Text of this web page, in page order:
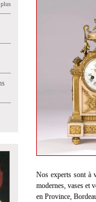
Nos experts sont à
modernes, vases et
en Province,